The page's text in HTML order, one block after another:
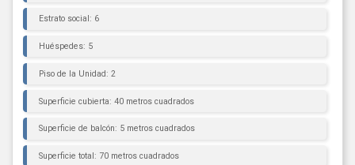
Estrato social: 6
Huéspedes: 5
Piso de la Unidad: 2
Superficie cubierta: 40 metros cuadrados
Superficie de balcón: 5 metros cuadrados
Superficie total: 70 metros cuadrados